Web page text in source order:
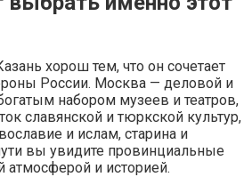
хорош тем, что он сочетает
России. Москва — деловой и
набором музеев и театров,
славянской и тюркской культур,
и ислам, старина и
вы увидите провинциальные
атмосферой и историей.